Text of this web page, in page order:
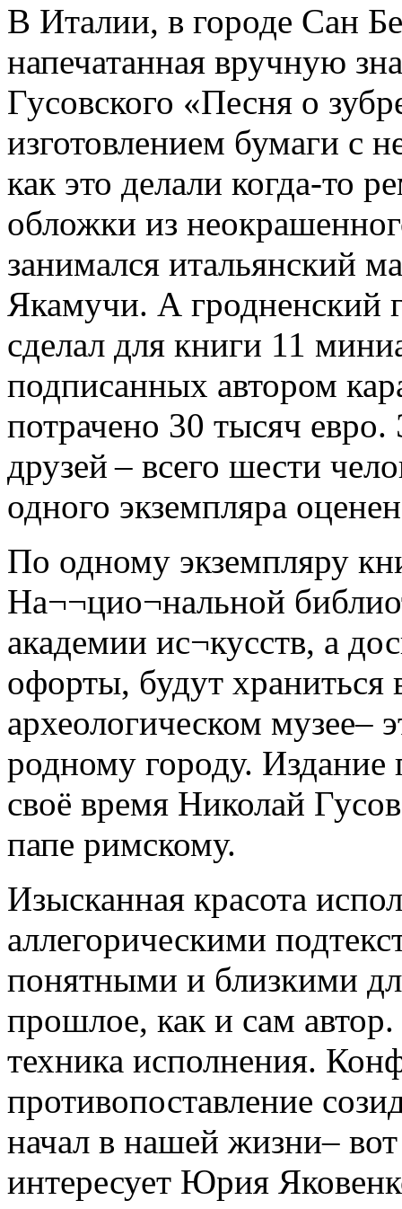
В Италии, в городе Сан
напечатанная вручную
Гусовского «Песня о
изготовлением бумаги с
как это делали когда-то
обложки из
занимался итальянский
Якамучи. А
сделал для книги 11
подписанных автором
потрачено 30 тысяч евро.
друзей – всего шести
одного экземпляра
По одному экземпляру
На¬¬цио¬нальной
академии ис¬кусств, а
офорты, будут храниться
археологическом
родному городу. Издание
своё время Николай
папе римскому.
Изысканная красота
аллегорическими
понятными и близкими
прошлое, как и сам
техника исполнения.
противопоставление
начал в нашей жизни–
интересует Юрия